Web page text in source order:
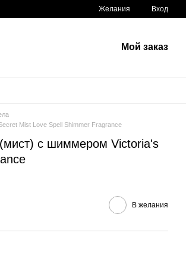
Желания Вход
Мой заказ
Mist Love Spell Shimmer Fragrance
с шиммером Victoria's
В желания